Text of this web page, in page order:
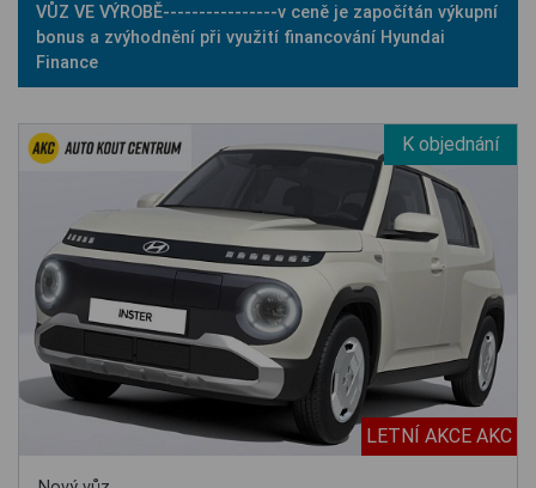
VŮZ VE VÝROBĚ----------------v ceně je započítán výkupní
bonus a zvýhodnění při využití financování Hyundai
Finance
K objednání
LETNÍ AKCE AKC